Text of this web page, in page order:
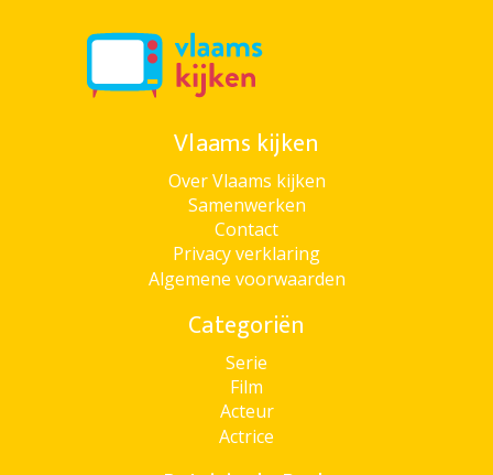
Vlaams kijken
Over Vlaams kijken
Samenwerken
Contact
Privacy verklaring
Algemene voorwaarden
Categoriën
Serie
Film
Acteur
Actrice